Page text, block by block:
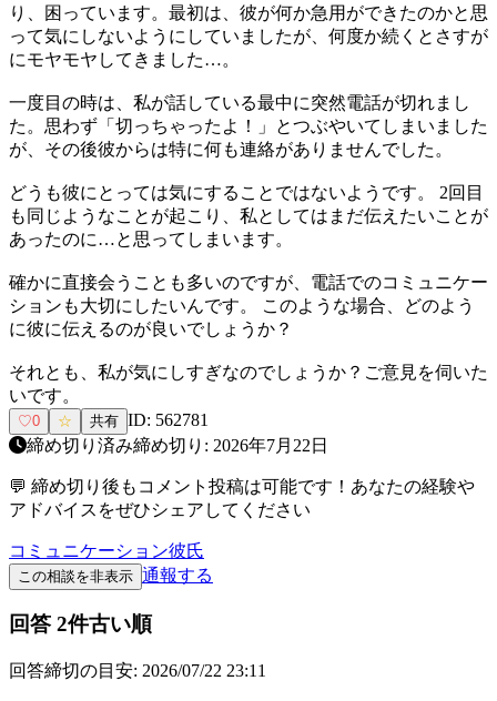
り、困っています。最初は、彼が何か急用ができたのかと思
って気にしないようにしていましたが、何度か続くとさすが
にモヤモヤしてきました…。
一度目の時は、私が話している最中に突然電話が切れまし
た。思わず「切っちゃったよ！」とつぶやいてしまいました
が、その後彼からは特に何も連絡がありませんでした。
どうも彼にとっては気にすることではないようです。 2回目
も同じようなことが起こり、私としてはまだ伝えたいことが
あったのに…と思ってしまいます。
確かに直接会うことも多いのですが、電話でのコミュニケー
ションも大切にしたいんです。 このような場合、どのよう
に彼に伝えるのが良いでしょうか？
それとも、私が気にしすぎなのでしょうか？ご意見を伺いた
いです。
♡0 ☆ 共有 ID: 562781
締め切り済み締め切り: 2026年7月22日
💬 締め切り後もコメント投稿は可能です！あなたの経験や
アドバイスをぜひシェアしてください
コミュニケーション彼氏
この相談を非表示 通報する
回答 2件古い順
回答締切の目安: 2026/07/22 23:11